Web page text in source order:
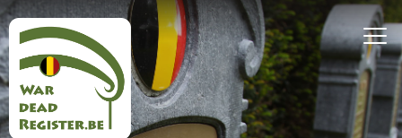
Direkt
zum
Inhalt